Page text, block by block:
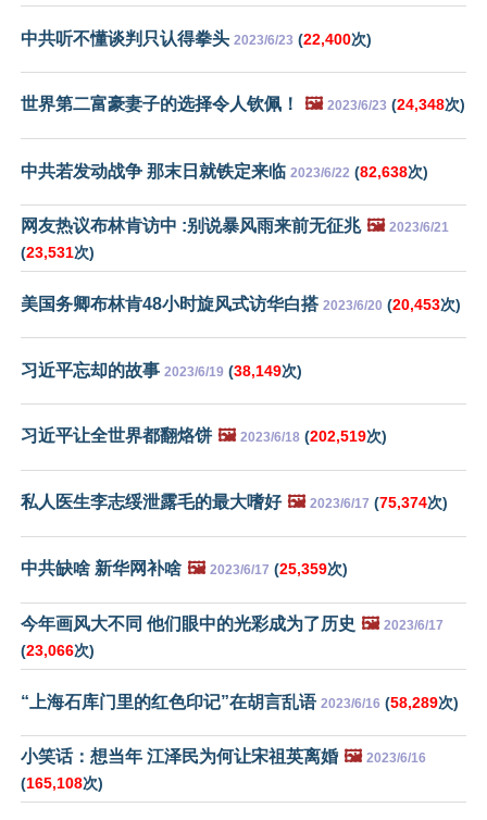
中共听不懂谈判只认得拳头 2023/6/23 (22,400次)
世界第二富豪妻子的选择令人钦佩！ 🖼️ 2023/6/23 (24,348次)
中共若发动战争 那末日就铁定来临 2023/6/22 (82,638次)
网友热议布林肯访中 :别说暴风雨来前无征兆 🖼️ 2023/6/21
(23,531次)
美国务卿布林肯48小时旋风式访华白搭 2023/6/20 (20,453次)
习近平忘却的故事 2023/6/19 (38,149次)
习近平让全世界都翻烙饼 🖼️ 2023/6/18 (202,519次)
私人医生李志绥泄露毛的最大嗜好 🖼️ 2023/6/17 (75,374次)
中共缺啥 新华网补啥 🖼️ 2023/6/17 (25,359次)
今年画风大不同 他们眼中的光彩成为了历史 🖼️ 2023/6/17
(23,066次)
“上海石库门里的红色印记”在胡言乱语 2023/6/16 (58,289次)
小笑话：想当年 江泽民为何让宋祖英离婚 🖼️ 2023/6/16
(165,108次)